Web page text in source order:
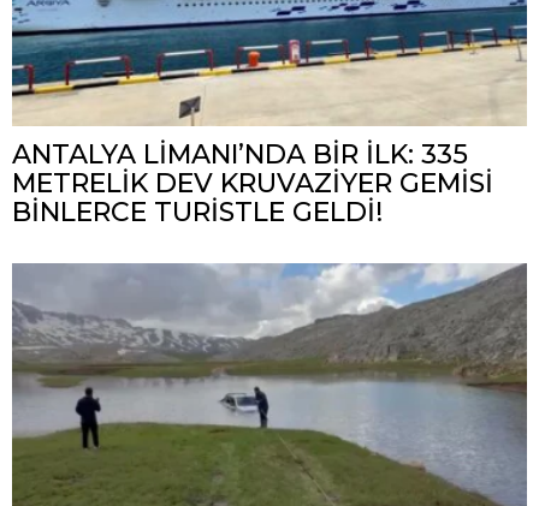
ANTALYA LİMANI’NDA BİR İLK: 335
METRELİK DEV KRUVAZİYER GEMİSİ
BİNLERCE TURİSTLE GELDİ!